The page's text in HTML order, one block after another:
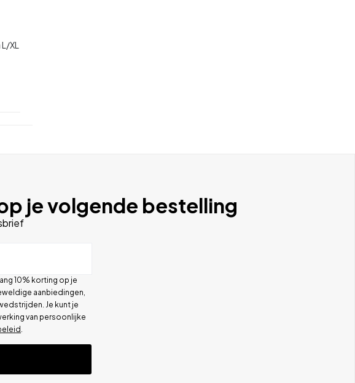
XL
je volgende bestelling
10% korting op je
aanbiedingen,
Je kunt je
van persoonlijke